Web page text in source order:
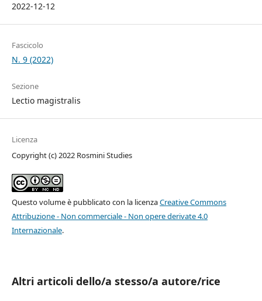
2022-12-12
Fascicolo
N. 9 (2022)
Sezione
Lectio magistralis
Licenza
Copyright (c) 2022 Rosmini Studies
Questo volume è pubblicato con la licenzaCreative Commons
Attribuzione - Non commerciale - Non opere derivate 4.0
Internazionale.
Altri articoli dello/a stesso/a autore/rice